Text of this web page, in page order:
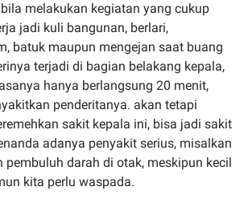
melakukan kegiatan yang cukup
jadi kuli bangunan, berlari,
batuk maupun mengejan saat buang
terjadi di bagian belakang kepala,
hanya berlangsung 20 menit,
penderitanya. akan tetapi
sakit kepala ini, bisa jadi sakit
adanya penyakit serius, misalkan
pembuluh darah di otak, meskipun kecil
kita perlu waspada.